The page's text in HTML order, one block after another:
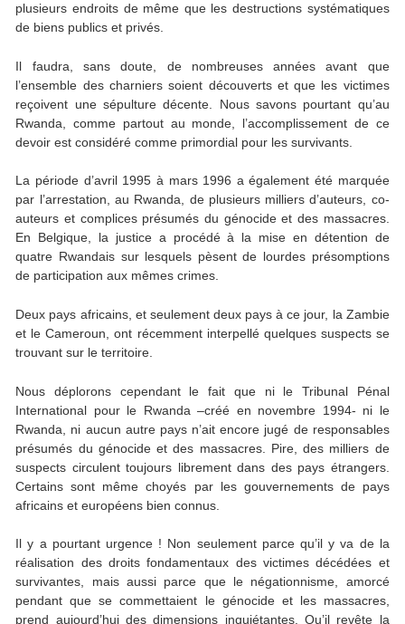
plusieurs endroits de même que les destructions systématiques
de biens publics et privés.
Il faudra, sans doute, de nombreuses années avant que
l’ensemble des charniers soient découverts et que les victimes
reçoivent une sépulture décente. Nous savons pourtant qu’au
Rwanda, comme partout au monde, l’accomplissement de ce
devoir est considéré comme primordial pour les survivants.
La période d’avril 1995 à mars 1996 a également été marquée
par l’arrestation, au Rwanda, de plusieurs milliers d’auteurs, co-
auteurs et complices présumés du génocide et des massacres.
En Belgique, la justice a procédé à la mise en détention de
quatre Rwandais sur lesquels pèsent de lourdes présomptions
de participation aux mêmes crimes.
Deux pays africains, et seulement deux pays à ce jour, la Zambie
et le Cameroun, ont récemment interpellé quelques suspects se
trouvant sur le territoire.
Nous déplorons cependant le fait que ni le Tribunal Pénal
International pour le Rwanda –créé en novembre 1994- ni le
Rwanda, ni aucun autre pays n’ait encore jugé de responsables
présumés du génocide et des massacres. Pire, des milliers de
suspects circulent toujours librement dans des pays étrangers.
Certains sont même choyés par les gouvernements de pays
africains et européens bien connus.
Il y a pourtant urgence ! Non seulement parce qu’il y va de la
réalisation des droits fondamentaux des victimes décédées et
survivantes, mais aussi parce que le négationnisme, amorcé
pendant que se commettaient le génocide et les massacres,
prend aujourd’hui des dimensions inquiétantes. Qu’il revête la